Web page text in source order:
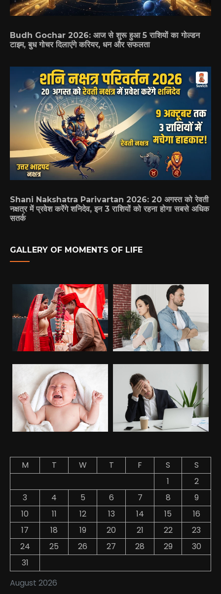
Budh Gochar 2026: आज से शुरू हुआ 5 राशियों का गोल्डन
टाइम, बुध गोचर दिलाएंगे करियर, धन और सफलता
Shani Nakshatra Parivartan 2026: 20 अगस्त को रेवती
नक्षत्र में प्रवेश करेंगे शनिदेव, इन 3 राशियों को रहना होगा सबसे अधिक
सतर्क
GALLERY OF MOMENTS OF LIFE
August 2026
M T W T F S
S
1
2
3
4 5 6 7 8
9
10
11 12 13 14 15
16
17
18 19 20 21 22
23
24
25 26 27 28 29
30
31